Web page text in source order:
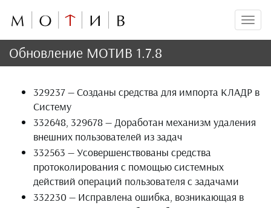
Обновление МОТИВ 1.7.8
329237 — Созданы средства для импорта КЛАДР в
Систему
332648, 329678 — Доработан механизм удаления
внешних пользователей из задач
332563 — Усовершенствованы средства
протоколирования с помощью системных
действий операций пользователя с задачами
332230 — Исправлена ошибка, возникающая в